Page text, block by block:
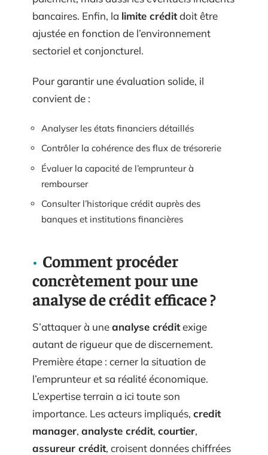
bancaires. Enfin, la limite créditdoit être
ajustée en fonction de l’environnement
sectoriel et conjoncturel.
Pour garantir une évaluation solide, il
convient de :
Analyser les états financiers détaillés
Contrôler la cohérence des flux de trésorerie
Évaluer la capacité de l’emprunteur à
rembourser
Consulter l’historique crédit auprès des
banques et institutions financières
Comment procéder
concrètement pour une
analyse de crédit efficace ?
S’attaquer à uneanalyse créditexige
autant de rigueur que de discernement.
Première étape : cerner la situation de
l’emprunteur et sa réalité économique.
L’expertise terrain a ici toute son
importance. Les acteurs impliqués, credit
manager, analyste crédit, courtier,
assureur crédit, croisent données chiffrées